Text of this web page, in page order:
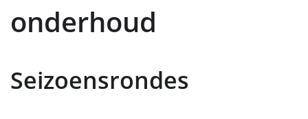
onderhoud
Seizoensrondes